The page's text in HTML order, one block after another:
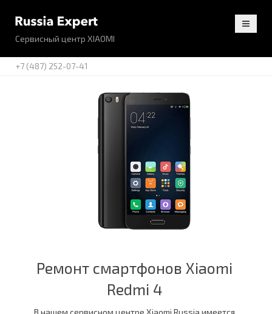
Сервисный центр XIAOMI
+7 (487) 252-07-41
Ремонт смартфонов Xiaomi
Redmi 4
В нашем сервисном центре Xiaomi Russia имеется